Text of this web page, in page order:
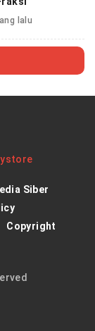
lalu
Siber
Copyright